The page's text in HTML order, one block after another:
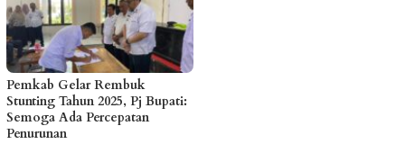
Pemkab Gelar Rembuk
Stunting Tahun 2025, Pj Bupati:
Semoga Ada Percepatan
Penurunan